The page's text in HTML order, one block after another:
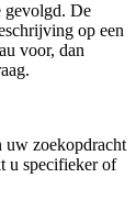
gevolgd. De
op een
voor, dan
uw zoekopdracht
u specifieker of